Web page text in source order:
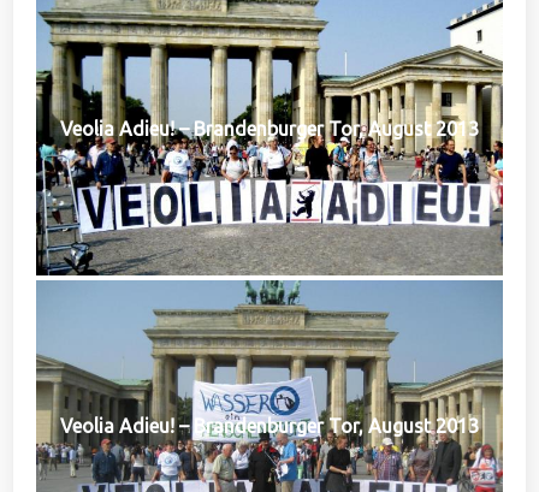
Veolia Adieu! – Brandenburger Tor, August 2013
Veolia Adieu! – Brandenburger Tor, August 2013